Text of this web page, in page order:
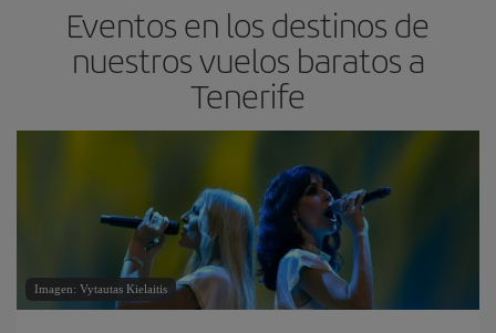
Eventos en los destinos de
nuestros vuelos baratos a
Tenerife
Imagen: Vytautas Kielaitis